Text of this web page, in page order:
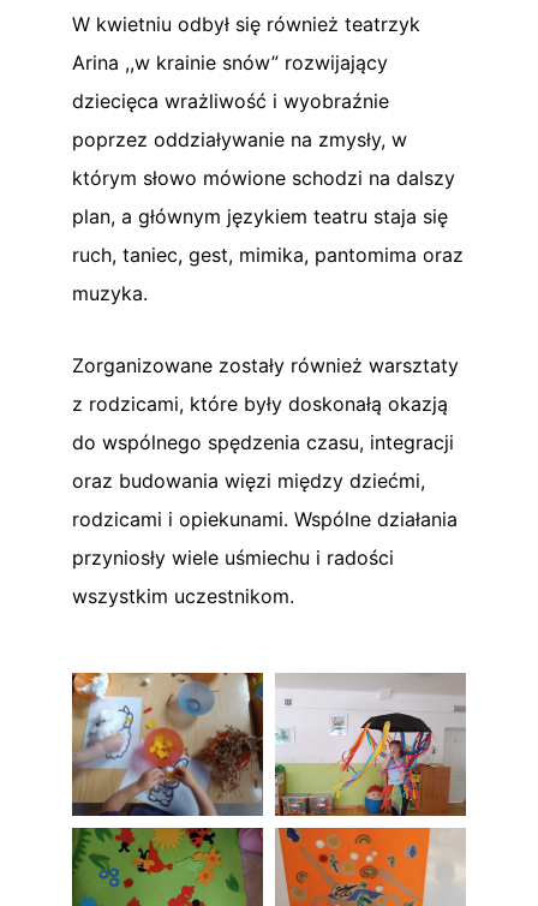
W kwietniu odbył się również teatrzyk
Arina ,,w krainie snów” rozwijający
dziecięca wrażliwość i wyobraźnie
poprzez oddziaływanie na zmysły, w
którym słowo mówione schodzi na dalszy
plan, a głównym językiem teatru staja się
ruch, taniec, gest, mimika, pantomima oraz
muzyka.
Zorganizowane zostały również warsztaty
z rodzicami, które były doskonałą okazją
do wspólnego spędzenia czasu, integracji
oraz budowania więzi między dziećmi,
rodzicami i opiekunami. Wspólne działania
przyniosły wiele uśmiechu i radości
wszystkim uczestnikom.